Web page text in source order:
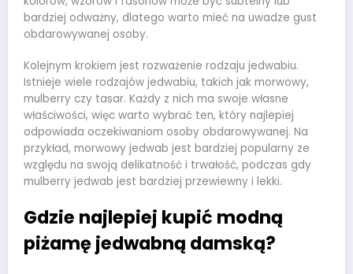
bardziej odważny, dlatego warto mieć na uwadze gust
obdarowywanej osoby.
Kolejnym krokiem jest rozważenie rodzaju jedwabiu.
Istnieje wiele rodzajów jedwabiu, takich jak morwowy,
mulberry czy tasar. Każdy z nich ma swoje własne
właściwości, więc warto wybrać ten, który najlepiej
odpowiada oczekiwaniom osoby obdarowywanej. Na
przykład, morwowy jedwab jest bardziej popularny ze
względu na swoją delikatność i trwałość, podczas gdy
mulberry jedwab jest bardziej przewiewny i lekki.
Gdzie najlepiej kupić modną
piżamę jedwabną damską?